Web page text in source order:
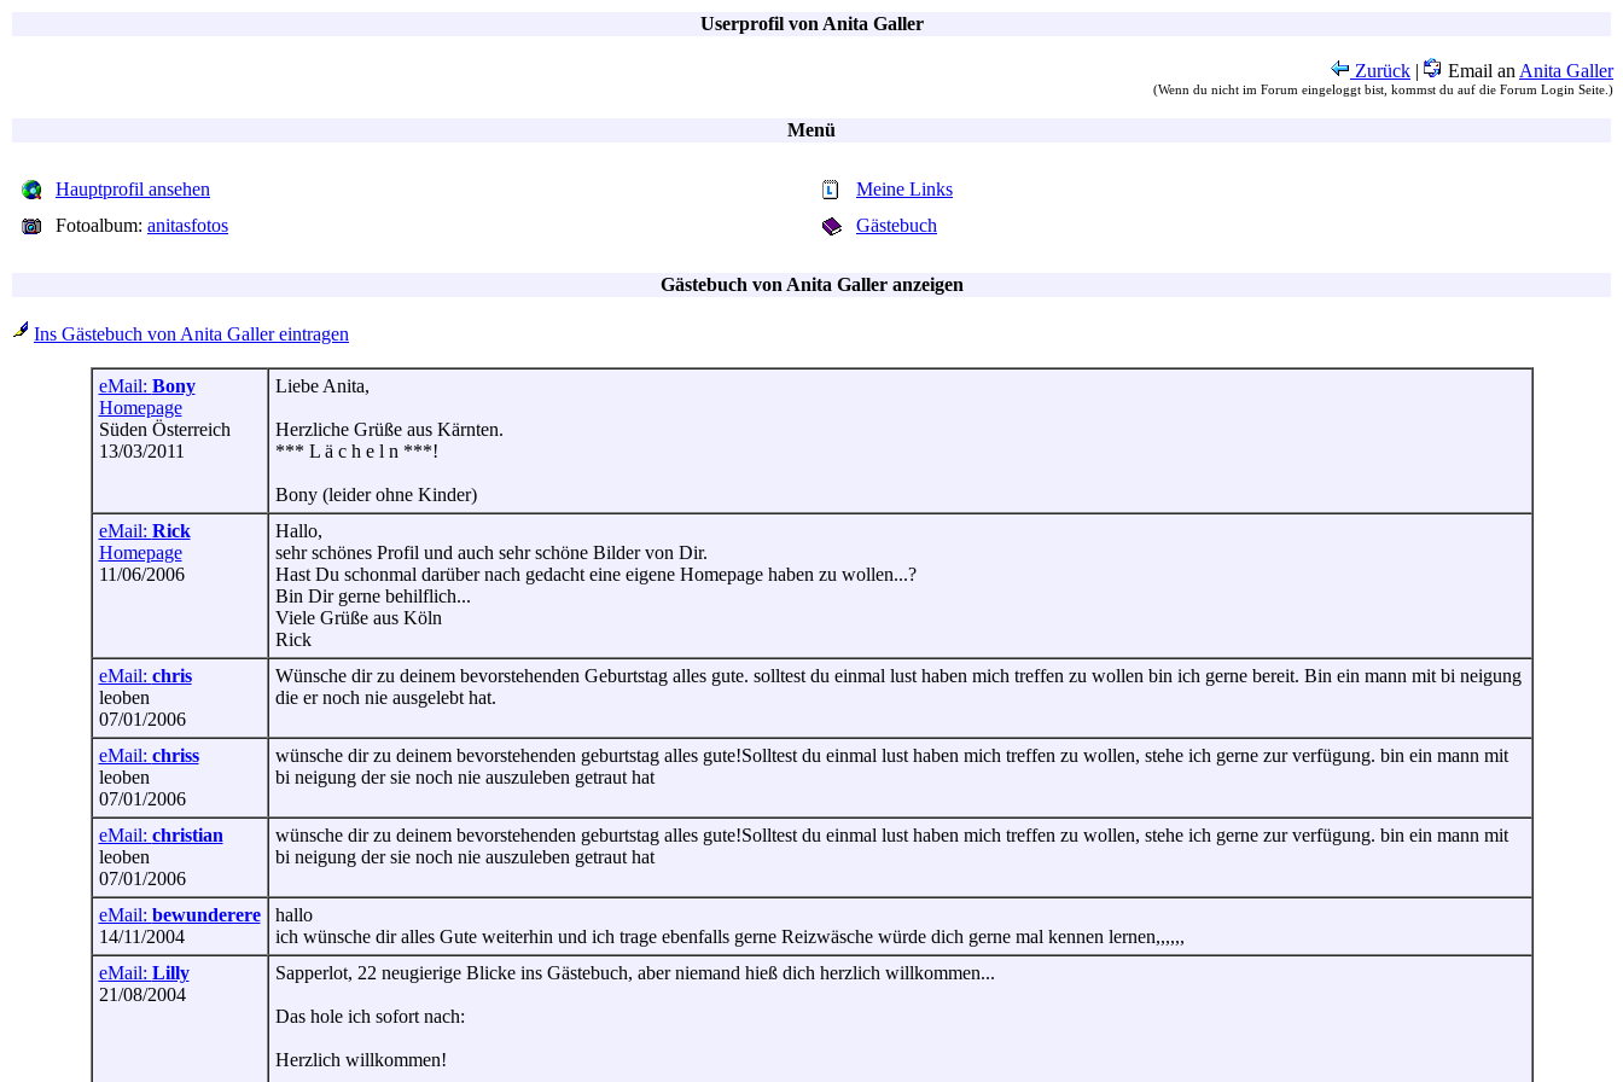
Userprofil von Anita Galler
Zurück | Email an Anita Galler
(Wenn du nicht im Forum eingeloggt bist, kommst du auf die Forum Login Seite.)
Menü
Hauptprofil ansehen
Fotoalbum: anitasfotos
Meine Links
Gästebuch
Gästebuch von Anita Galler anzeigen
Ins Gästebuch von Anita Galler eintragen
eMail: Bony
Homepage
Süden Österreich
13/03/2011
Liebe Anita,
Herzliche Grüße aus Kärnten.
*** L ä c h e l n ***!
Bony (leider ohne Kinder)
eMail: Rick
Homepage
11/06/2006
Hallo,
sehr schönes Profil und auch sehr schöne Bilder von Dir.
Hast Du schonmal darüber nach gedacht eine eigene Homepage haben zu wollen...?
Bin Dir gerne behilflich...
Viele Grüße aus Köln
Rick
eMail: chris
leoben
07/01/2006
Wünsche dir zu deinem bevorstehenden Geburtstag alles gute. solltest du einmal lust haben mich treffen zu wollen bin ich gerne bereit. Bin ein mann mit bi neigung
die er noch nie ausgelebt hat.
eMail: chriss
leoben
07/01/2006
wünsche dir zu deinem bevorstehenden geburtstag alles gute!Solltest du einmal lust haben mich treffen zu wollen, stehe ich gerne zur verfügung. bin ein mann mit
bi neigung der sie noch nie auszuleben getraut hat
eMail: christian
leoben
07/01/2006
wünsche dir zu deinem bevorstehenden geburtstag alles gute!Solltest du einmal lust haben mich treffen zu wollen, stehe ich gerne zur verfügung. bin ein mann mit
bi neigung der sie noch nie auszuleben getraut hat
eMail: bewunderere
14/11/2004
hallo
ich wünsche dir alles Gute weiterhin und ich trage ebenfalls gerne Reizwäsche würde dich gerne mal kennen lernen,,,,,,
eMail: Lilly
21/08/2004
Sapperlot, 22 neugierige Blicke ins Gästebuch, aber niemand hieß dich herzlich willkommen...
Das hole ich sofort nach:
Herzlich willkommen!